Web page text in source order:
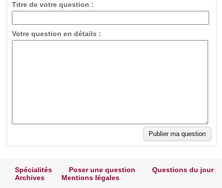
Titre de votre question :
Votre question en détails :
Spécialités Poser une question
Questions du jour
Archives
Mentions légales